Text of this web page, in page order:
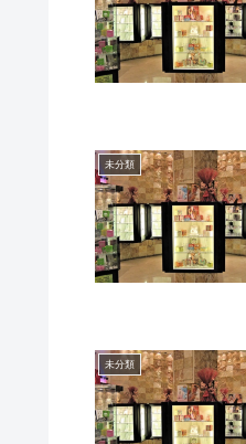
未分類
未分類